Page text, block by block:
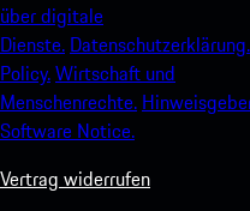
über digitale
Dienste. Datenschutzerklärung.
Policy.Wirtschaft und
Menschenrechte.
Software Notice.
Vertrag widerrufen